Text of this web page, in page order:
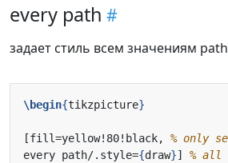
every path
задает стиль всем значениям path
\begin{tikzpicture}
[fill=yellow!80!black,
every path/.style={draw}]